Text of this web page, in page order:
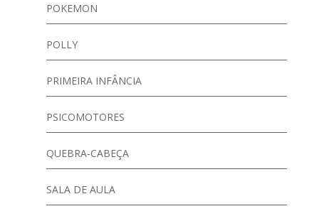
POKEMON
POLLY
PRIMEIRA INFÂNCIA
PSICOMOTORES
QUEBRA-CABEÇA
SALA DE AULA